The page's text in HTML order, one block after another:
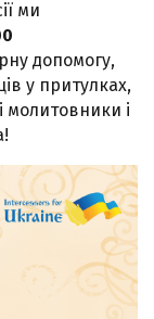
ми
допомогу,
у притулках,
молитовники і